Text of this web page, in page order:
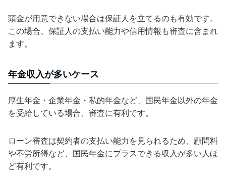
頭金が用意できない場合は保証人を立てるのも有効です。
この場合、保証人の支払い能力や信用情報も審査に含まれ
ます。
年金収入が多いケース
厚生年金・企業年金・私的年金など、国民年金以外の年金
を受給している場合、審査に有利です。
ローン審査は契約者の支払い能力を見られるため、顧問料
や不労所得など、国民年金にプラスできる収入が多い人ほ
ど有利です。